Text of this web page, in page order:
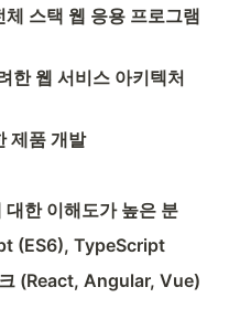
스택 웹 응용 프로그램
한 웹 서비스 아키텍처
제품 개발
한 이해도가 높은 분
(ES6), TypeScript
(React, Angular, Vue)